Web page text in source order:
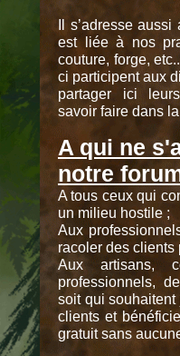
Il s’adresse aussi
est liée à nos
couture, forge,
ci participent aux
partager ici
savoir faire dans
A qui ne
notre
A tous ceux qui
un milieu hostile ;
Aux
racoler des clients
Aux artisans,
professionnels,
soit qui
clients et
gratuit sans